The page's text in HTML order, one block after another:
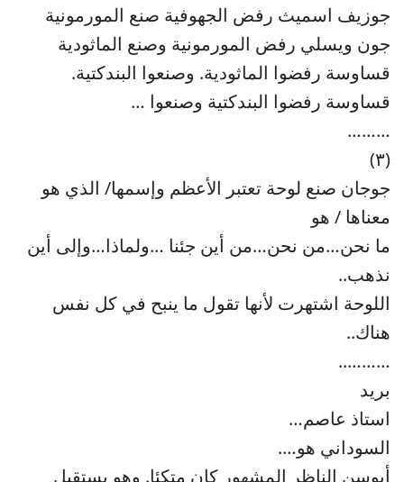
جوزيف اسميث رفض الجهوفية صنع المورمونية
جون ويسلي رفض المورمونية وصنع الماثودية
قساوسة رفضوا الماثودية. وصنعوا البندكتية.
قساوسة رفضوا البندكتية وصنعوا …
………
(٣)
جوجان صنع لوحة تعتبر الأعظم وإسمها/ الذي هو
معناها / هو
ما نحن…من نحن…من أين جئنا …ولماذا…وإلى أين
نذهب..
اللوحة اشتهرت لأنها تقول ما ينبح في كل نفس
هناك..
………..
بريد
استاذ عاصم…
السوداني هو….
أبوسن الناظر المشهور كان متكئا. وهو يستقبل